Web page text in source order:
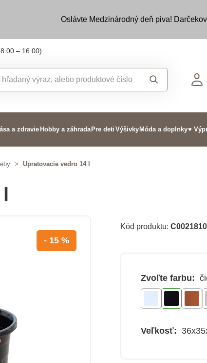
Oslávte Medzinárodný deň piva!
– 16:00)
a zdravie Hobby a záhrada Pre deti Výšivky Móda a doplnky♥
> Upratovacie vedro 14 l
- 15 %
Kód produktu:
Zvoľte farbu:
Veľkosť: